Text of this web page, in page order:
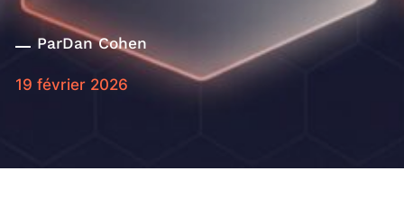
ParDan Cohen
19 février 2026